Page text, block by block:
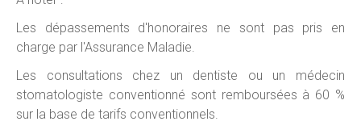
Les dépassements d'honoraires ne sont pas pris en
charge par l'Assurance Maladie.
Les consultations chez un dentiste ou un médecin
stomatologiste conventionné sont remboursées à 60 %
sur la base de tarifs conventionnels.